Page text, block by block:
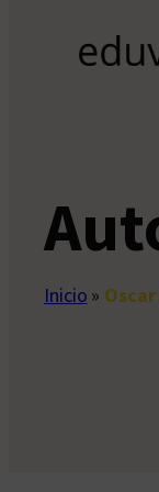
Inicio »